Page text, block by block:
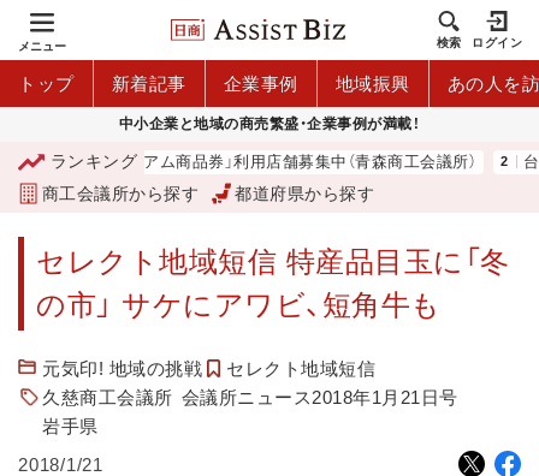
メニュー 検索 ログイン
トップ 新着記事 企業事例 地域振興 あの人を
中小企業と地域の商売繁盛・企業事例が満載！
ランキング
「青森市プレミアム商品券」利用店舗募集中（青森商工会議所） 台湾
商工会議所から探す 都道府県から探す
セレクト地域短信 特産品目玉に「冬
の市」 サケにアワビ、短角牛も
元気印! 地域の挑戦
セレクト地域短信
久慈商工会議所 会議所ニュース2018年1月21日号
岩手県
2018/1/21